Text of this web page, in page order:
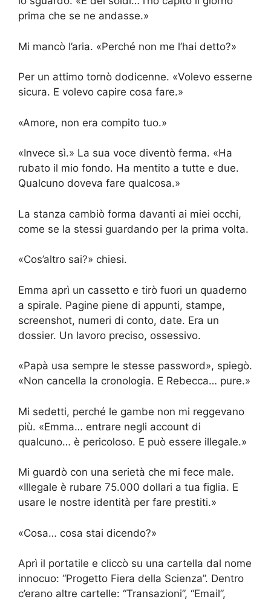
prima che se ne andasse.»
Mi mancò l’aria. «Perché non me l’hai detto?»
Per un attimo tornò dodicenne. «Volevo esserne
sicura. E volevo capire cosa fare.»
«Amore, non era compito tuo.»
«Invece sì.» La sua voce diventò ferma. «Ha
rubato il mio fondo. Ha mentito a tutte e due.
Qualcuno doveva fare qualcosa.»
La stanza cambiò forma davanti ai miei occhi,
come se la stessi guardando per la prima volta.
«Cos’altro sai?» chiesi.
Emma aprì un cassetto e tirò fuori un quaderno
a spirale. Pagine piene di appunti, stampe,
screenshot, numeri di conto, date. Era un
dossier. Un lavoro preciso, ossessivo.
«Papà usa sempre le stesse password», spiegò.
«Non cancella la cronologia. E Rebecca… pure.»
Mi sedetti, perché le gambe non mi reggevano
più. «Emma… entrare negli account di
qualcuno… è pericoloso. E può essere illegale.»
Mi guardò con una serietà che mi fece male.
«Illegale è rubare 75.000 dollari a tua figlia. E
usare le nostre identità per fare prestiti.»
«Cosa… cosa stai dicendo?»
Aprì il portatile e cliccò su una cartella dal nome
innocuo: “Progetto Fiera della Scienza”. Dentro
c’erano altre cartelle: “Transazioni”, “Email”,